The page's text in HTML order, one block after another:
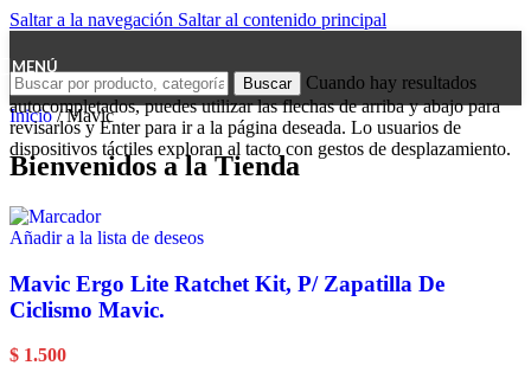
Saltar a la navegación Saltar al contenido principal
MENÚ
Buscar
Cuando hay resultados
autocompletados, puedes utilizar las flechas de arriba y abajo para
revisarlos y Enter para ir a la página deseada. Lo usuarios de
dispositivos táctiles exploran al tacto con gestos de desplazamiento.
Inicio/ Mavic
Bienvenidos a la Tienda
Añadir a la lista de deseos
Mavic Ergo Lite Ratchet Kit, P/ Zapatilla De
Ciclismo Mavic.
$ 1.500